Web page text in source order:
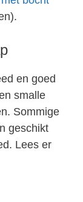
en goed
smalle
Sommige
geschikt
Lees er